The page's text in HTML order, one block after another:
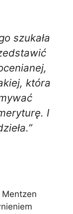
szukała
która
I
Mentzen